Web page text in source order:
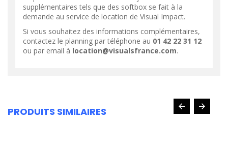
supplémentaires tels que des softbox se fait à la
demande au service de location de Visual Impact.
Si vous souhaitez des informations complémentaires,
contactez le planning par téléphone au 01 42 22 31 12
ou par email à location@visualsfrance.com.
PRODUITS SIMILAIRES